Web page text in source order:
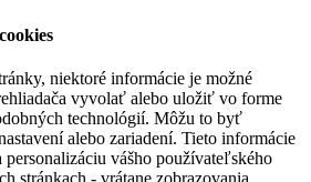
niektoré informácie je možné
vyvolať alebo uložiť vo forme
technológií. Môžu to byť
alebo zariadení. Tieto informácie
personalizáciu vášho používateľského